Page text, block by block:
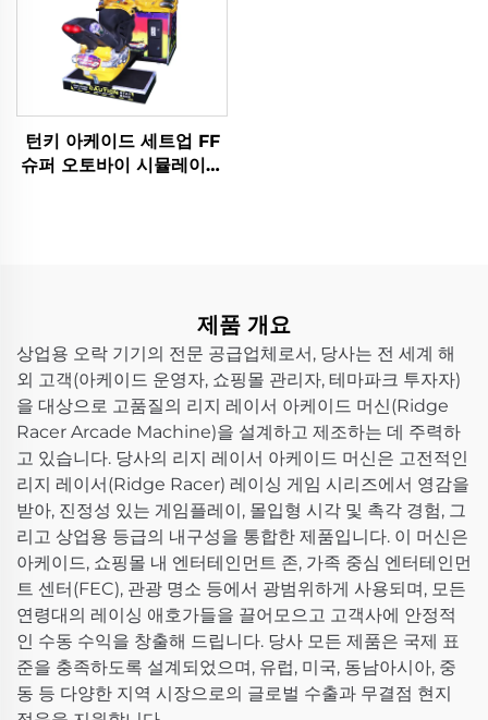
턴키 아케이드 세트업 FF
슈퍼 오토바이 시뮬레이터
제품 개요
상업용 오락 기기의 전문 공급업체로서, 당사는 전 세계 해
외 고객(아케이드 운영자, 쇼핑몰 관리자, 테마파크 투자자)
을 대상으로 고품질의 리지 레이서 아케이드 머신(Ridge
Racer Arcade Machine)을 설계하고 제조하는 데 주력하
고 있습니다. 당사의 리지 레이서 아케이드 머신은 고전적인
리지 레이서(Ridge Racer) 레이싱 게임 시리즈에서 영감을
받아, 진정성 있는 게임플레이, 몰입형 시각 및 촉각 경험, 그
리고 상업용 등급의 내구성을 통합한 제품입니다. 이 머신은
아케이드, 쇼핑몰 내 엔터테인먼트 존, 가족 중심 엔터테인먼
트 센터(FEC), 관광 명소 등에서 광범위하게 사용되며, 모든
연령대의 레이싱 애호가들을 끌어모으고 고객사에 안정적
인 수동 수익을 창출해 드립니다. 당사 모든 제품은 국제 표
준을 충족하도록 설계되었으며, 유럽, 미국, 동남아시아, 중
동 등 다양한 지역 시장으로의 글로벌 수출과 무결점 현지